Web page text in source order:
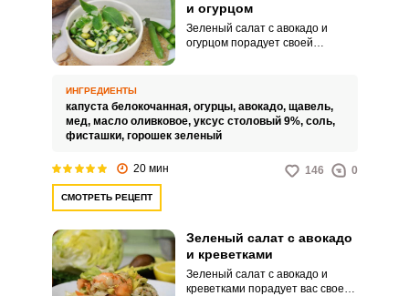
и огурцом
Зеленый салат с авокадо и
огурцом порадует своей
клетчатки, витаминов,
минералов и полезных
ненасыщенных жиров.
ИНГРЕДИЕНТЫ
капуста белокочанная, огурцы, авокадо, щавель,
мед, масло оливковое, уксус столовый 9%, соль,
фисташки, горошек зеленый
20 мин 146 0
СМОТРЕТЬ РЕЦЕПТ
Зеленый салат с авокадо
и креветками
Зеленый салат с авокадо и
креветками порадует вас своей